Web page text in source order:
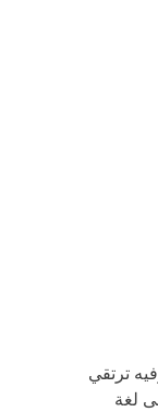
ترتقي
لغة